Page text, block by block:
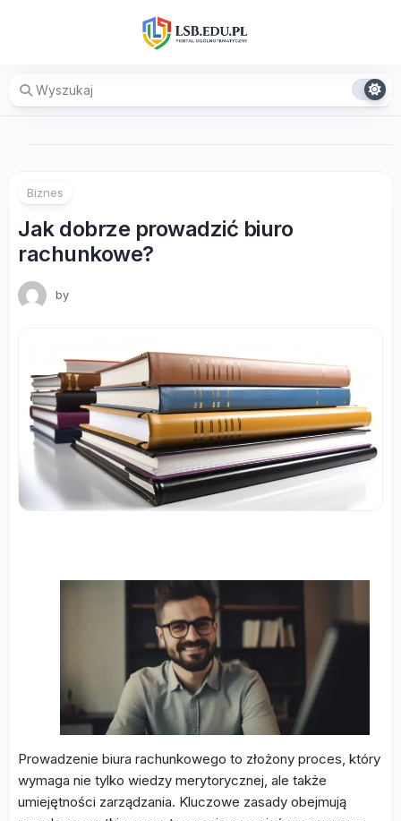
Biznes
Jak dobrze prowadzić biuro
rachunkowe?
by
Prowadzenie biura rachunkowego to złożony proces, który
wymaga nie tylko wiedzy merytorycznej, ale także
umiejętności zarządzania. Kluczowe zasady obejmują